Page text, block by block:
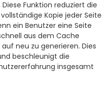
Funktion reduziert die
Kopie jeder Seite
ein Benutzer eine Seite
aus dem Cache
neu zu generieren. Dies
beschleunigt die
insgesamt